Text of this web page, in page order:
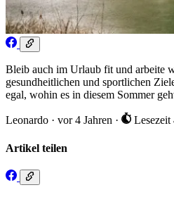
Bleib auch im Urlaub fit und arbeite
gesundheitlichen und sportlichen
egal, wohin es in diesem Sommer
Leonardo · vor 4 Jahren · Lesezeit
Artikel teilen